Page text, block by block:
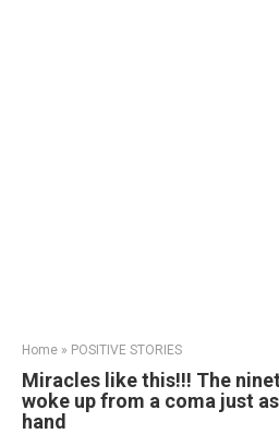
Home » POSITIVE STORIES
Miracles like this!!! The
woke up from a coma just
hand